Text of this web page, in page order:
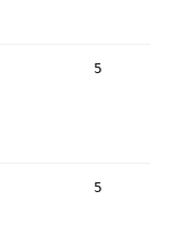
5
5